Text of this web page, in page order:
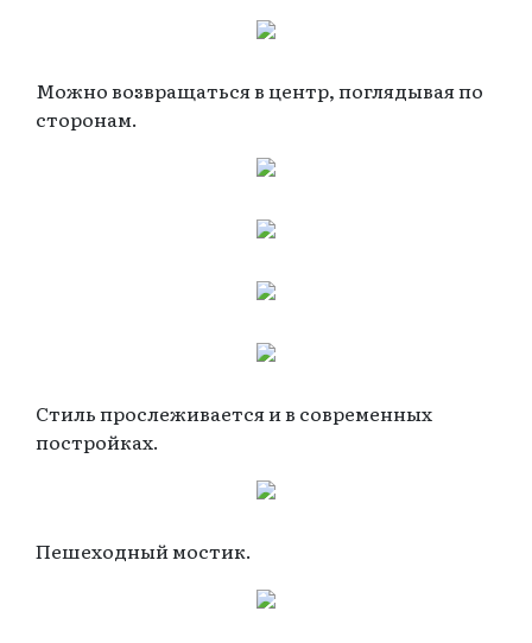
Можно возвращаться в центр, поглядывая по
сторонам.
Стиль прослеживается и в современных
постройках.
Пешеходный мостик.